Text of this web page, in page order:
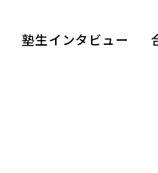
塾生インタビュー